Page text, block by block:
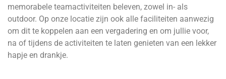
memorabele teamactiviteiten beleven, zowel in- als
outdoor. Op onze locatie zijn ook alle faciliteiten aanwezig
om dit te koppelen aan een vergadering en om jullie voor,
na of tijdens de activiteiten te laten genieten van een lekker
hapje en drankje.